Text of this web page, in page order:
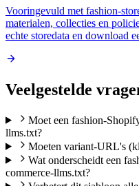
Vooringevuld met fashion-
materialen, collecties en
echte storedata en download
Veelgestelde
Moet een fashion-
llms.txt?
Moeten variant-URL's
Wat onderscheidt een
commerce-llms.txt?